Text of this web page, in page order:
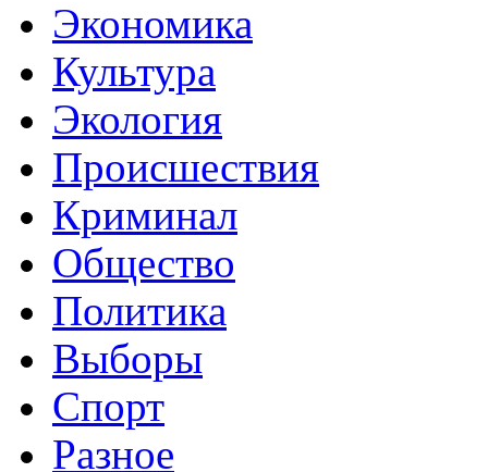
Экономика
Культура
Экология
Происшествия
Криминал
Общество
Политика
Выборы
Спорт
Разное